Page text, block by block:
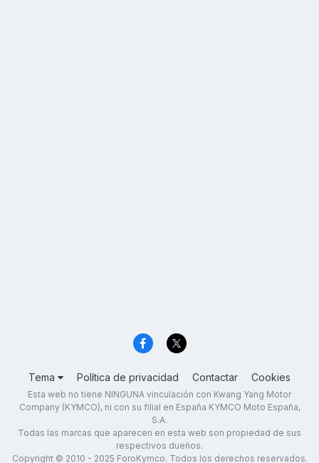
Tema Política de privacidad Contactar Cookies
Esta web no tiene NINGUNA vinculación con Kwang Yang Motor
Company (KYMCO), ni con su filial en España KYMCO Moto España,
S.A.
Todas las marcas que aparecen en esta web son propiedad de sus
respectivos dueños.
Copyright © 2010 - 2025 ForoKymco. Todos los derechos reservados.